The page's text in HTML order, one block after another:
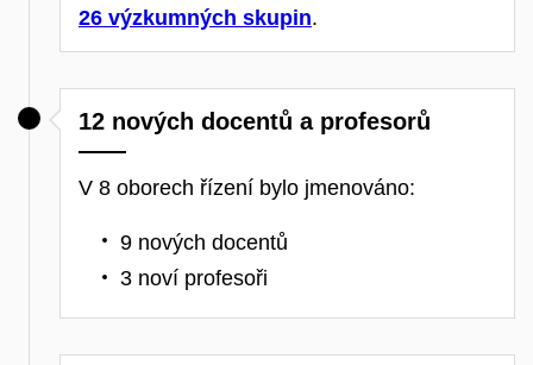
26 výzkumných skupin.
12 nových docentů a profesorů
V 8 oborech řízení bylo jmenováno:
9 nových docentů
3 noví profesoři